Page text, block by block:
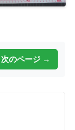
次のページ →